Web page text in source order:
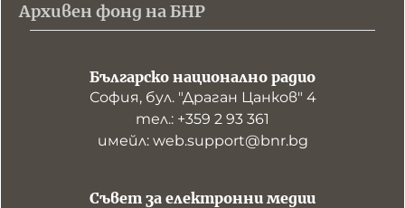
Архивен фонд на БНР
Българско национално радио
София, бул. "Драган Цанков" 4
тел.: +359 2 93 361
имейл: web.support@bnr.bg
Съвет за електронни медии